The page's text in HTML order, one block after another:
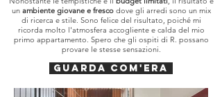
un ambiente giovane e fresco dove gli arredi sono un mix
di ricerca e stile. Sono felice del risultato, poiché mi
ricorda molto l'atmosfera accogliente e calda del mio
primo appartamento. Spero che gli ospiti di R. possano
provare le stesse sensazioni.
guarda com'era